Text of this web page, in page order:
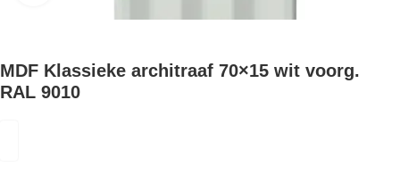
MDF Klassieke architraaf 70×15 wit voorg.
RAL 9010